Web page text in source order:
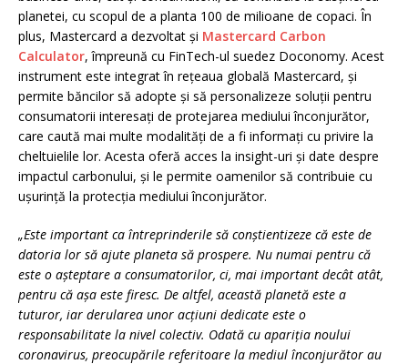
planetei, cu scopul de a planta 100 de milioane de copaci. În
plus, Mastercard a dezvoltat și Mastercard Carbon
Calculator, împreună cu FinTech-ul suedez Doconomy. Acest
instrument este integrat în rețeaua globală Mastercard, și
permite băncilor să adopte și să personalizeze soluții pentru
consumatorii interesați de protejarea mediului înconjurător,
care caută mai multe modalități de a fi informați cu privire la
cheltuielile lor. Acesta oferă acces la insight-uri și date despre
impactul carbonului, și le permite oamenilor să contribuie cu
ușurință la protecția mediului înconjurător.
„Este important ca întreprinderile să conștientizeze că este de
datoria lor să ajute planeta să prospere. Nu numai pentru că
este o așteptare a consumatorilor, ci, mai important decât atât,
pentru că așa este firesc. De altfel, această planetă este a
tuturor, iar derularea unor acțiuni dedicate este o
responsabilitate la nivel colectiv. Odată cu apariția noului
coronavirus, preocupările referitoare la mediul înconjurător au